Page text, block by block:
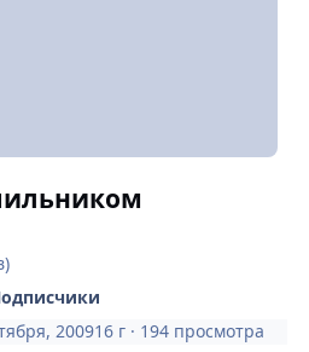
200916 г · 194 просмотра